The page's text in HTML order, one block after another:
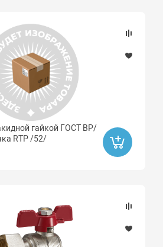
гайкой ГОСТ ВР/
RTP /52/